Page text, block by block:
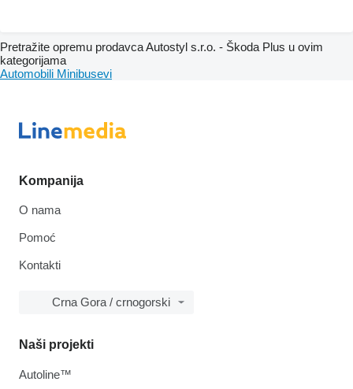
Pretražite opremu prodavca Autostyl s.r.o. - Škoda Plus u ovim
kategorijama
Automobili Minibusevi
Kompanija
O nama
Pomoć
Kontakti
Crna Gora / crnogorski
Naši projekti
Autoline™